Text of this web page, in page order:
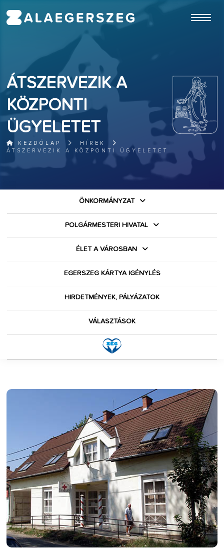
ÁTSZERVEZIK A
KÖZPONTI
ÜGYELETET
KEZDŐLAP
HÍREK
ÁTSZERVEZIK A KÖZPONTI ÜGYELETET
ÖNKORMÁNYZAT
POLGÁRMESTERI HIVATAL
ÉLET A VÁROSBAN
EGERSZEG KÁRTYA IGÉNYLÉS
HIRDETMÉNYEK, PÁLYÁZATOK
VÁLASZTÁSOK